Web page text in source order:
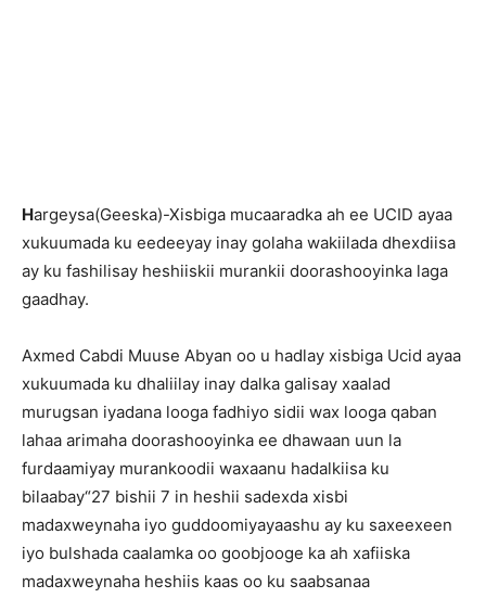
Hargeysa(Geeska)-Xisbiga mucaaradka ah ee UCID ayaa
xukuumada ku eedeeyay inay golaha wakiilada dhexdiisa
ay ku fashilisay heshiiskii murankii doorashooyinka laga
gaadhay.
Axmed Cabdi Muuse Abyan oo u hadlay xisbiga Ucid ayaa
xukuumada ku dhaliilay inay dalka galisay xaalad
murugsan iyadana looga fadhiyo sidii wax looga qaban
lahaa arimaha doorashooyinka ee dhawaan uun la
furdaamiyay murankoodii waxaanu hadalkiisa ku
bilaabay“27 bishii 7 in heshii sadexda xisbi
madaxweynaha iyo guddoomiyayaashu ay ku saxeexeen
iyo bulshada caalamka oo goobjooge ka ah xafiiska
madaxweynaha heshiis kaas oo ku saabsanaa